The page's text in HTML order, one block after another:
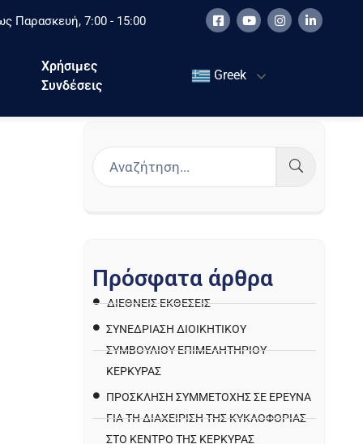
Παρασκευή, 7:00 - 15:00
Χρήσιμες
Συνδέσεις
Greek
Πρόσφατα άρθρα
ΔΙΕΘΝΕΙΣ ΕΚΘΕΣΕΙΣ
ΣΥΝΕΔΡΙΑΣΗ ΔΙΟΙΚΗΤΙΚΟΥ
ΣΥΜΒΟΥΛΙΟΥ ΕΠΙΜΕΛΗΤΗΡΙΟΥ
ΚΕΡΚΥΡΑΣ
ΠΡΌΣΚΛΗΣΗ ΣΥΜΜΕΤΟΧΉΣ ΣΕ ΈΡΕΥΝΑ
ΓΙΑ ΤΗ ΔΙΑΧΕΊΡΙΣΗ ΤΗΣ ΚΥΚΛΟΦΟΡΊΑΣ
ΣΤΟ ΚΈΝΤΡΟ ΤΗΣ ΚΈΡΚΥΡΑΣ